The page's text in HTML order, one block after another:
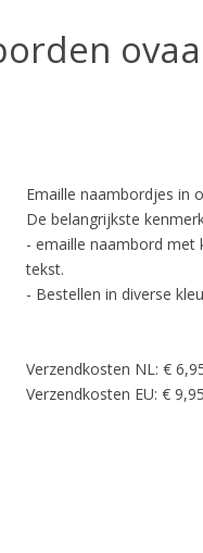
Emaille naambordjes in
De belangrijkste
- emaille naambord met
tekst.
- Bestellen in diverse
Verzendkosten NL: €
Verzendkosten EU: € 9,95